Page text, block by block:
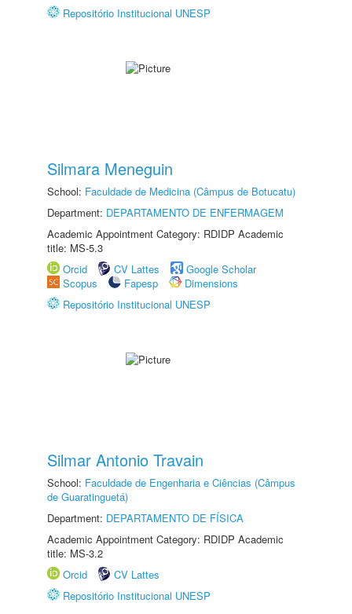
Repositório Institucional UNESP
Silmara Meneguin
School: Faculdade de Medicina (Câmpus de Botucatu)
Department: DEPARTAMENTO DE ENFERMAGEM
Academic Appointment Category: RDIDP Academic
title: MS-5.3
Orcid
CV Lattes
Google Scholar
Scopus
Fapesp
Dimensions
Repositório Institucional UNESP
Silmar Antonio Travain
School: Faculdade de Engenharia e Ciências (Câmpus
de Guaratinguetá)
Department: DEPARTAMENTO DE FÍSICA
Academic Appointment Category: RDIDP Academic
title: MS-3.2
Orcid
CV Lattes
Repositório Institucional UNESP